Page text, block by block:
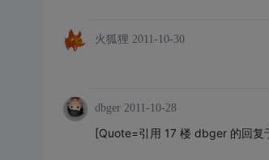
火狐狸 2011-10-30
dbger 2011-10-28
[Quote=引用 17 楼 dbger 的回